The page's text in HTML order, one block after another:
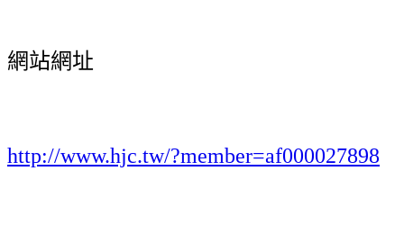
網站網址
http://www.hjc.tw/?member=af000027898